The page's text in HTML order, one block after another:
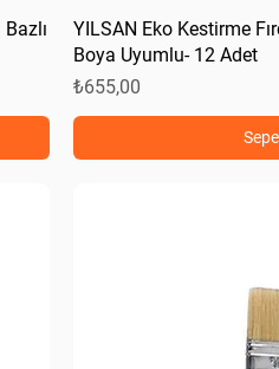
YILSAN Eko Kestirme
Boya Uyumlu- 12 Adet
Fiyat
₺655,00